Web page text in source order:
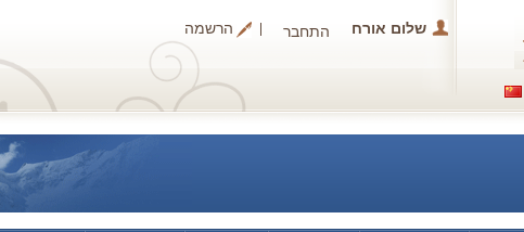
שלום אורח התחבר הרשמה